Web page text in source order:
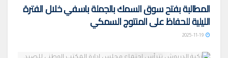
المطالبة بفتح سوق السمك بالجملة باسفي خلال الفترة
الليلية للحفاظ على المنتوج السمكي